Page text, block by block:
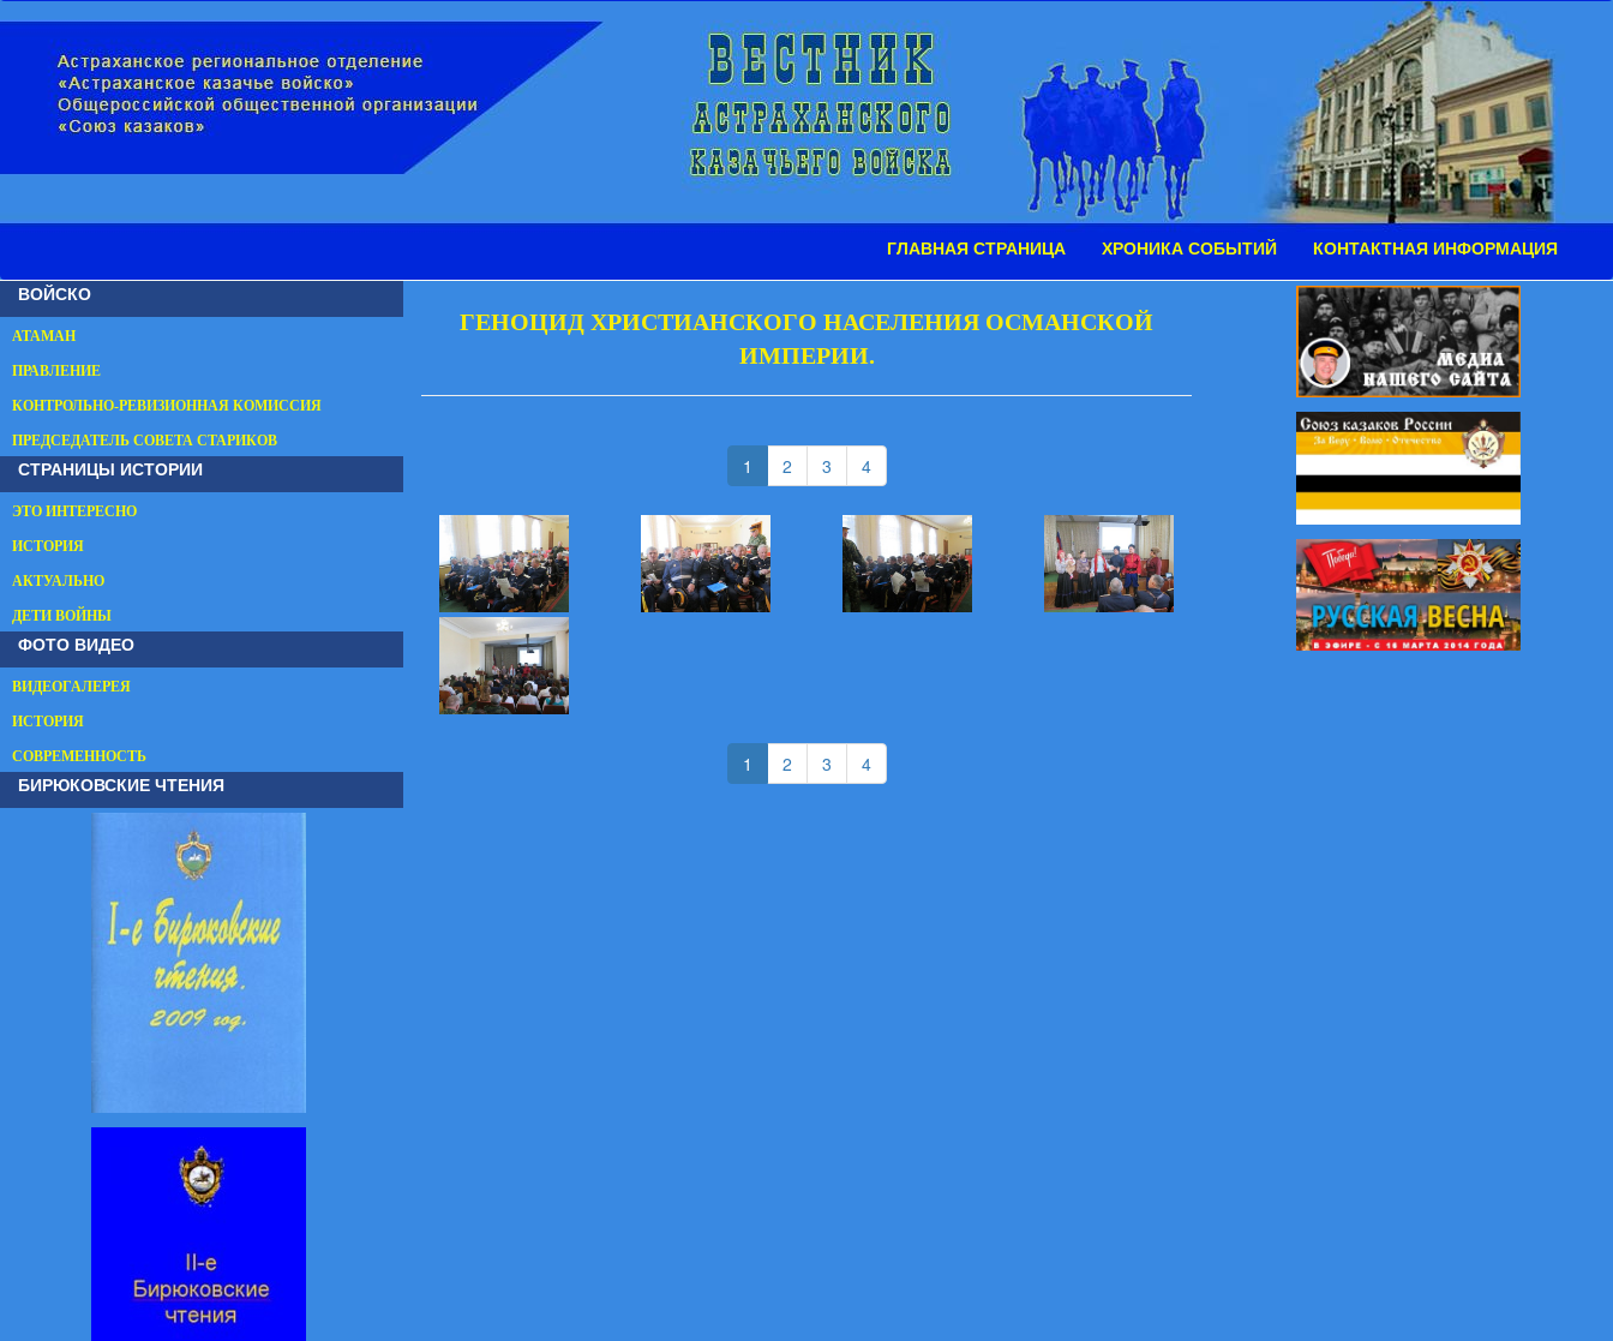
ГЛАВНАЯ СТРАНИЦА ХРОНИКА СОБЫТИЙ КОНТАКТНАЯ ИНФОРМАЦИЯ
ВОЙСКО
АТАМАН
ПРАВЛЕНИЕ
КОНТРОЛЬНО-РЕВИЗИОННАЯ КОМИССИЯ
ПРЕДСЕДАТЕЛЬ СОВЕТА СТАРИКОВ
СТРАНИЦЫ ИСТОРИИ
ЭТО ИНТЕРЕСНО
ИСТОРИЯ
АКТУАЛЬНО
ДЕТИ ВОЙНЫ
ФОТО ВИДЕО
ВИДЕОГАЛЕРЕЯ
ИСТОРИЯ
СОВРЕМЕННОСТЬ
БИРЮКОВСКИЕ ЧТЕНИЯ
ГЕНОЦИД ХРИСТИАНСКОГО НАСЕЛЕНИЯ ОСМАНСКОЙ
ИМПЕРИИ.
1 2(current)
3(current)
4(current)
1 2(current)
3(current)
4(current)